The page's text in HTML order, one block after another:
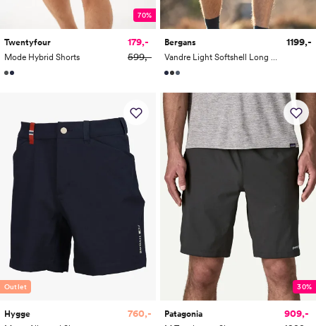
70%
Twentyfour
Mode Hybrid Shorts
179,-
599,-
Bergans
1199,-
Outlet
Hygge
760,-
30%
Patagonia
909,-